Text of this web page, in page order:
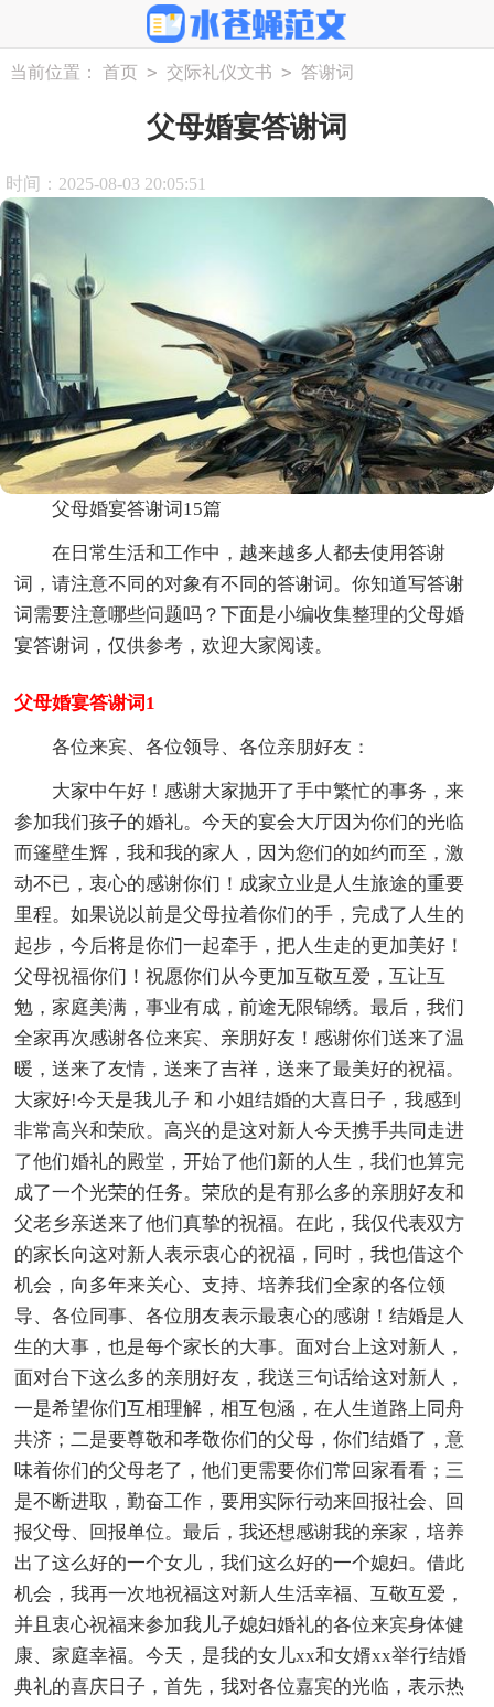
当前位置： 首页 > 交际礼仪文书 > 答谢词
父母婚宴答谢词
时间：2025-08-03 20:05:51
父母婚宴答谢词15篇
在日常生活和工作中，越来越多人都去使用答谢
词，请注意不同的对象有不同的答谢词。你知道写答谢
词需要注意哪些问题吗？下面是小编收集整理的父母婚
宴答谢词，仅供参考，欢迎大家阅读。
父母婚宴答谢词1
各位来宾、各位领导、各位亲朋好友：
大家中午好！感谢大家抛开了手中繁忙的事务，来
参加我们孩子的婚礼。今天的宴会大厅因为你们的光临
而篷壁生辉，我和我的家人，因为您们的如约而至，激
动不已，衷心的感谢你们！成家立业是人生旅途的重要
里程。如果说以前是父母拉着你们的手，完成了人生的
起步，今后将是你们一起牵手，把人生走的更加美好！
父母祝福你们！祝愿你们从今更加互敬互爱，互让互
勉，家庭美满，事业有成，前途无限锦绣。最后，我们
全家再次感谢各位来宾、亲朋好友！感谢你们送来了温
暖，送来了友情，送来了吉祥，送来了最美好的祝福。
大家好!今天是我儿子 和 小姐结婚的大喜日子，我感到
非常高兴和荣欣。高兴的是这对新人今天携手共同走进
了他们婚礼的殿堂，开始了他们新的人生，我们也算完
成了一个光荣的任务。荣欣的是有那么多的亲朋好友和
父老乡亲送来了他们真挚的祝福。在此，我仅代表双方
的家长向这对新人表示衷心的祝福，同时，我也借这个
机会，向多年来关心、支持、培养我们全家的各位领
导、各位同事、各位朋友表示最衷心的感谢！结婚是人
生的大事，也是每个家长的大事。面对台上这对新人，
面对台下这么多的亲朋好友，我送三句话给这对新人，
一是希望你们互相理解，相互包涵，在人生道路上同舟
共济；二是要尊敬和孝敬你们的父母，你们结婚了，意
味着你们的父母老了，他们更需要你们常回家看看；三
是不断进取，勤奋工作，要用实际行动来回报社会、回
报父母、回报单位。最后，我还想感谢我的亲家，培养
出了这么好的一个女儿，我们这么好的一个媳妇。借此
机会，我再一次地祝福这对新人生活幸福、互敬互爱，
并且衷心祝福来参加我儿子媳妇婚礼的各位来宾身体健
康、家庭幸福。今天，是我的女儿xx和女婿xx举行结婚
典礼的喜庆日子，首先，我对各位嘉宾的光临，表示热